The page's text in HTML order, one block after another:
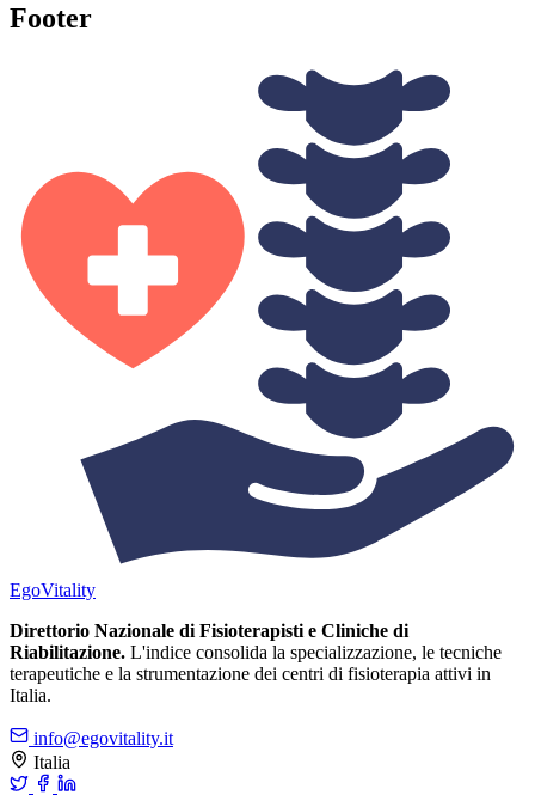
Footer
EgoVitality
Direttorio Nazionale di Fisioterapisti e Cliniche di
Riabilitazione. L'indice consolida la specializzazione, le tecniche
terapeutiche e la strumentazione dei centri di fisioterapia attivi in
Italia.
info@egovitality.it
Italia